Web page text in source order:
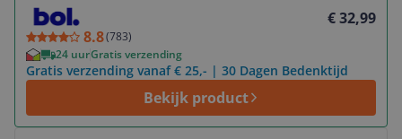
8.8(783)
€ 32,99
24 uurGratis verzending
Gratis verzending vanaf € 25,- | 30 Dagen Bedenktijd
Bekijk product